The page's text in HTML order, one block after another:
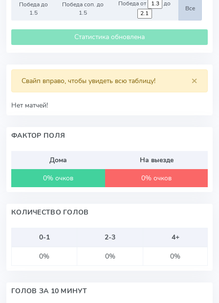
Победа до
1.5
Победа соп. до
1.5
Победа от до
Все
Статистика обновлена
×
Свайп вправо, чтобы увидеть всю таблицу!
Нет матчей!
ФАКТОР ПОЛЯ
Дома
На выезде
0% очков
0% очков
КОЛИЧЕСТВО ГОЛОВ
0-1 2-3
4+
0%
0% 0%
ГОЛОВ ЗА 10 МИНУТ